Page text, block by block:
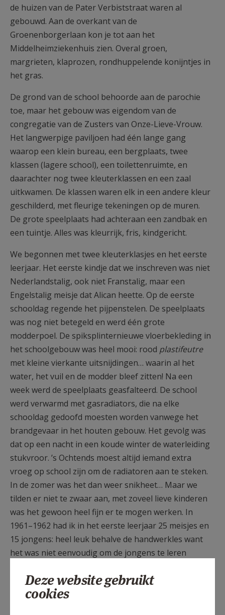
de huizen van de Pater Verbiststraat waren al
gebouwd. Aan de overkant van de
Groenenborgerlaan kon je tot aan het
Middelheimziekenhuis zien. Overal groen,
margrieten, klaprozen, rondhuppelende konijntjes in
het gras.
De grond van de school behoorde aan de parochie
toe, maar het gebouw was eigendom van de
congregatie van de Zusters van Onze-Lieve-Vrouw.
Het langwerpige paviljoen had één lange gang
waarop een klein bureau, een bergplaats, twee
klassen (lagere school), een toilettenruimte, en
daarachter nog twee kleuterklassen en een zaal
uitkwamen. De klassen waren elk in een andere kleur
geschilderd, met fleurige tekeningen op de muren.
De grote speelplaats had achteraan een zandbak en
een tuintje. Alles was kleurrijk, fris, kindgericht.
We begonnen met twee kleuterklasjes en het eerste
leerjaar. Het eerste kindje dat we inschreven was niet
Nederlandstalig, ook niet Franstalig, maar een
Engelstalig meisje dat Alican heette. Op de eerste
schooldag regende het pijpenstelen. De speelplaats
was nog niet betegeld en werd één grote
modderpoel. De spiksplinternieuwe vloerbekleding in
het schoolgebouw was heel mooi: rood plastifeutre
met kleine vierkante uitsnijdingen… waarin al het
water, het vuil en de modder bleef zitten! Na een
week werd de speelplaats geasfalteerd. De school
werd verwarmd met gasradiators, die na elke
schooldag gedoofd moesten worden vanwege het
brandgevaar in het houten gebouw. Het gevolg was
dat op een nacht in een koude winter de waterleiding
stukvroor. ’s Ochtends moest altijd iemand extra
vroeg op school zijn om de radiatoren aan te steken.
In de zomer was het dan weer snikheet… Maar we
tilden er niet te zwaar aan, met zoveel lieve kinderen
was het gewoon heel fijn er te mogen werken. In
1961–1962 had ik in het eerste leerjaar 25 meisjes en
15 jongens: heel leuk behalve de handwerkles want
het was niet eenvoudig om de jongens te leren
De school had succes, het aantal inschrijvingen ging
in stijgende lijn. We begonnen in 1960 met 66
Deze website gebruikt
cookies